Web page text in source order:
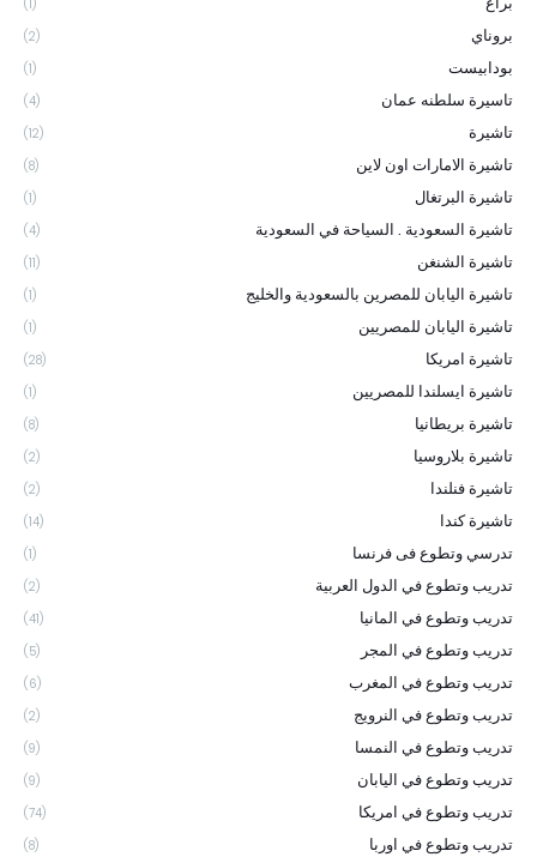
(1)
بروناي (2)
بودابيست (1)
تاسيرة سلطنه عمان (4)
تاشيرة (12)
تاشيرة الامارات اون لاين (8)
تاشيرة البرتغال (1)
تاشيرة السعودية . السياحة في السعودية (4)
تاشيرة الشنغن (11)
تاشيرة اليابان للمصرين بالسعودية والخليج (1)
تاشيرة اليابان للمصريين (1)
تاشيرة امريكا (28)
تاشيرة ايسلندا للمصريين (1)
تاشيرة بريطانيا (8)
تاشيرة بلاروسيا (2)
تاشيرة فنلندا (2)
تاشيرة كندا (14)
تدرسي وتطوع فى فرنسا (1)
تدريب وتطوع في الدول العربية (2)
تدريب وتطوع في المانيا (41)
تدريب وتطوع في المجر (5)
تدريب وتطوع في المغرب (6)
تدريب وتطوع في النرويج (2)
تدريب وتطوع في النمسا (9)
تدريب وتطوع في اليابان (9)
تدريب وتطوع في امريكا (74)
تدريب وتطوع في اوربا (8)